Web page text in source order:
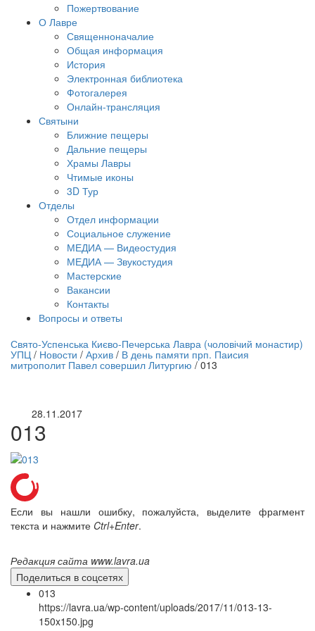
Пожертвование
О Лавре
Священноначалие
Общая информация
История
Электронная библиотека
Фотогалерея
Онлайн-трансляция
Святыни
Ближние пещеры
Дальние пещеры
Храмы Лавры
Чтимые иконы
3D Тур
Отделы
Отдел информации
Социальное служение
МЕДИА — Видеостудия
МЕДИА — Звукостудия
Мастерские
Вакансии
Контакты
Вопросы и ответы
трансляция | 12 сентября
трансляции
Свято-Успенська Києво-Печерська Лавра (чоловічий монастир)
УПЦ / Новости / Архив / В день памяти прп. Паисия
митрополит Павел совершил Литургию /013
28.11.2017
013
Если вы нашли ошибку, пожалуйста, выделите фрагмент
текста и нажмите Ctrl+Enter.
Редакция сайта www.lavra.ua
Поделиться в соцсетях
013
https://lavra.ua/wp-content/uploads/2017/11/013-13-
150x150.jpg